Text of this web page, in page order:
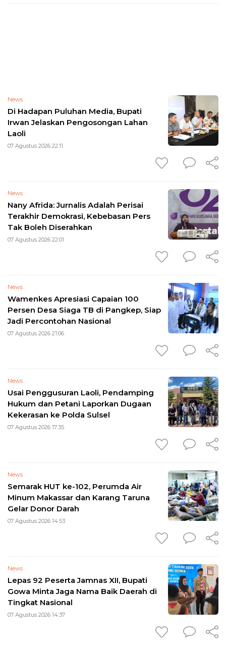
News
Di Hadapan Puluhan Media, Bupati
Irwan Jelaskan Pengosongan Lahan
Laoli
07 Agustus 2026 22:11
News
Nany Afrida: Jurnalis Adalah Perisai
Terakhir Demokrasi, Kebebasan Pers
Tak Boleh Diserahkan
07 Agustus 2026 22:01
News
Wamenkes Apresiasi Capaian 100
Persen Desa Siaga TB di Pangkep, Siap
Jadi Percontohan Nasional
07 Agustus 2026 21:06
News
Usai Penggusuran Laoli, Pendamping
Hukum dan Petani Laporkan Dugaan
Kekerasan ke Polda Sulsel
07 Agustus 2026 17:35
News
Semarak HUT ke-102, Perumda Air
Minum Makassar dan Karang Taruna
Gelar Donor Darah
07 Agustus 2026 14:53
News
Lepas 92 Peserta Jamnas XII, Bupati
Gowa Minta Jaga Nama Baik Daerah di
Tingkat Nasional
07 Agustus 2026 14:37